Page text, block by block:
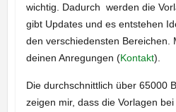
wichtig. Dadurch werden die
gibt Updates und es entstehen
den verschiedensten Bereichen.
deinen Anregungen (Kontakt).
Die durchschnittlich über 65000
zeigen mir, dass die Vorlagen